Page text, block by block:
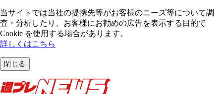
当サイトでは当社の提携先等がお客様のニーズ等について調
査・分析したり、お客様にお勧めの広告を表⽰する⽬的で
Cookie を使⽤する場合があります。
詳しくはこちら
閉じる